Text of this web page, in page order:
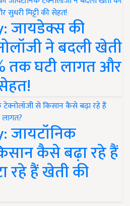
जायडेक्स की
ने बदली खेती
तक घटी लागत और
जायटॉनिक
कैसे बढ़ा रहे हैं
रहे हैं खेती की